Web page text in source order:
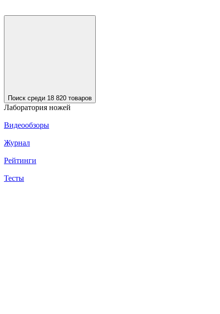
Поиск среди 18 820 товаров
Лаборатория ножей
Видеообзоры
Журнал
Рейтинги
Тесты